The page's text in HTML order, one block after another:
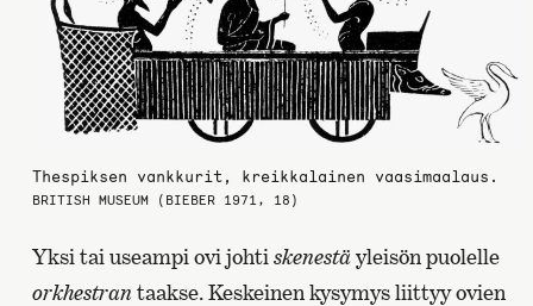
Thespiksen vankkurit, kreikkalainen vaasimaalaus.
BRITISH MUSEUM (BIEBER 1971, 18)
Yksi tai useampi ovi johti skenestäyleisön puolelle
orkhestrantaakse. Keskeinen kysymys liittyy ovien